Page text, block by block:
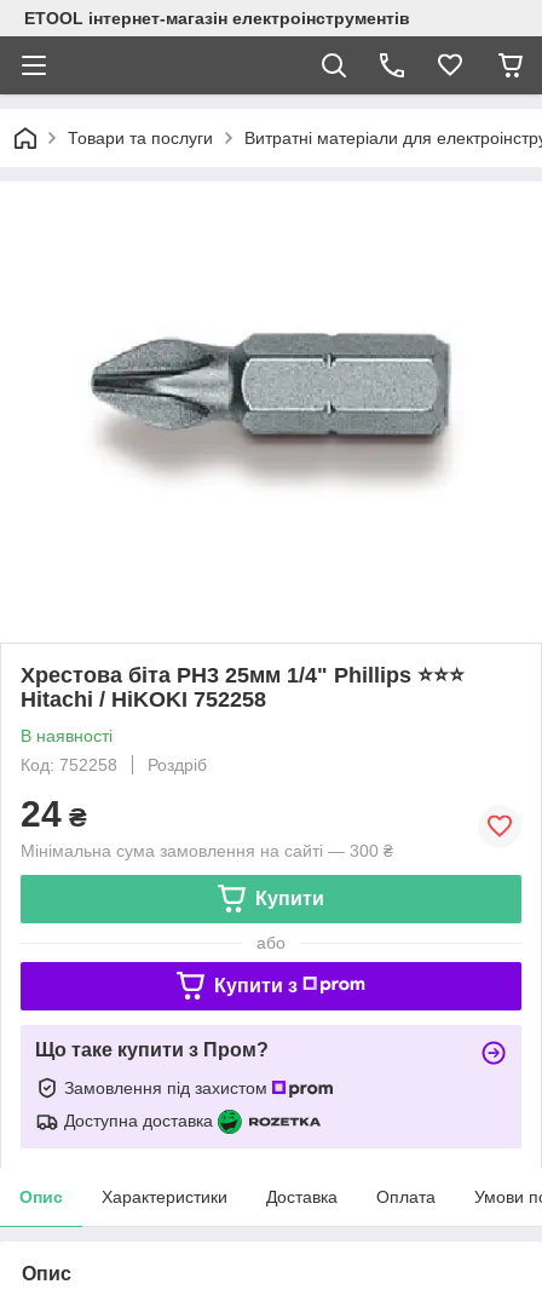
ETOOL інтернет-магазін електроінструментів
Товари та послуги Витратні матеріали для
Хрестова біта PH3 25мм 1/4" Phillips ⭐️⭐️⭐️
Hitachi / HiKOKI 752258
В наявності
Код: 752258
Роздріб
24 ₴
Мінімальна сума замовлення на сайті — 300 ₴
Купити
або
Купити з
Що таке купити з Пром?
Замовлення під захистом
Доступна доставка
Опис Характеристики Доставка Оплата Умови
Опис